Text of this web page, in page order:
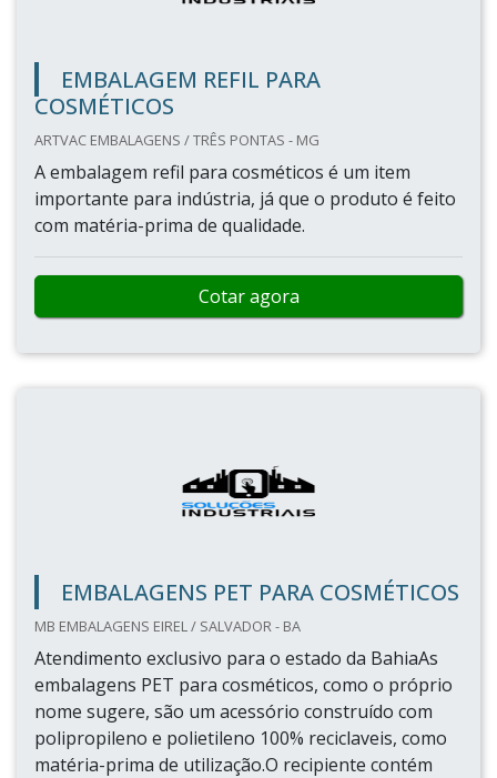
EMBALAGEM REFIL PARA
COSMÉTICOS
ARTVAC EMBALAGENS / TRÊS PONTAS - MG
A embalagem refil para cosméticos é um item
importante para indústria, já que o produto é feito
com matéria-prima de qualidade.
Cotar agora
EMBALAGENS PET PARA COSMÉTICOS
MB EMBALAGENS EIREL / SALVADOR - BA
Atendimento exclusivo para o estado da BahiaAs
embalagens PET para cosméticos, como o próprio
nome sugere, são um acessório construído com
polipropileno e polietileno 100% reciclaveis, como
matéria-prima de utilização.O recipiente contém